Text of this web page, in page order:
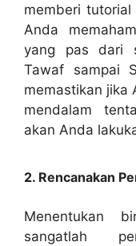
memberi
Anda
yang pas dari
Tawaf sampai
memastikan jika
mendalam
akan Anda
2. Rencanakan
Menentukan
sangatlah